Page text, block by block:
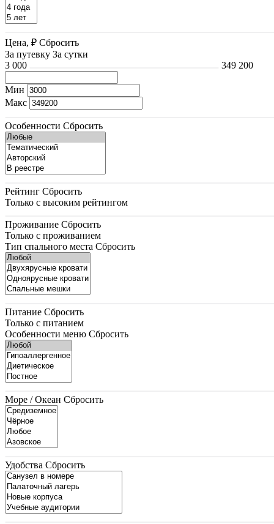
Цена, ₽ Сбросить
За путевку За сутки
3 000
349 200
Мин
Макс
Особенности Сбросить
Рейтинг Сбросить
Только с высоким рейтингом
Проживание Сбросить
Только с проживанием
Тип спального места Сбросить
Питание Сбросить
Только с питанием
Особенности меню Сбросить
Море / Океан Сбросить
Удобства Сбросить